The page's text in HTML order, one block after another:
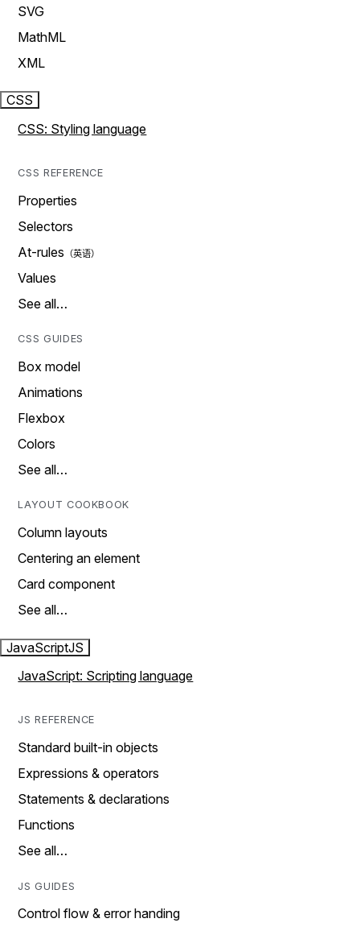
SVG
MathML
XML
CSS
CSS: Styling language
CSS REFERENCE
Properties
Selectors
At-rules
Values
See all…
CSS GUIDES
Box model
Animations
Flexbox
Colors
See all…
LAYOUT COOKBOOK
Column layouts
Centering an element
Card component
See all…
JavaScriptJS
JavaScript: Scripting language
JS REFERENCE
Standard built-in objects
Expressions & operators
Statements & declarations
Functions
See all…
JS GUIDES
Control flow & error handing